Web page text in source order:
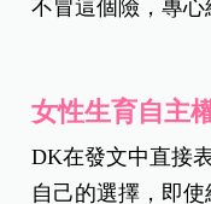
不冒這個險，專心
女性生育自主
DK在發文中直接
自己的選擇，即